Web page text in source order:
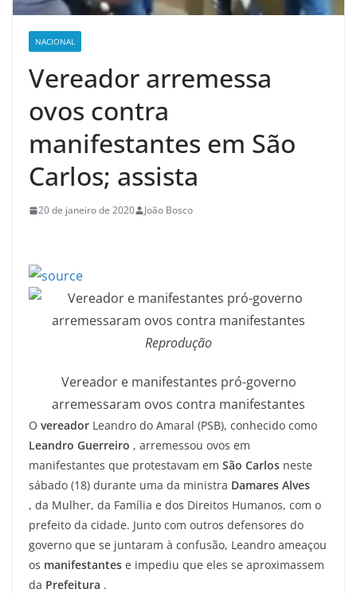
NACIONAL
Vereador arremessa
ovos contra
manifestantes em São
Carlos; assista
20 de janeiro de 2020 João Bosco
Reprodução
Vereador e manifestantes pró-governo
arremessaram ovos contra manifestantes
O vereador Leandro do Amaral (PSB), conhecido como
Leandro Guerreiro , arremessou ovos em
manifestantes que protestavam em São Carlos neste
sábado (18) durante uma da ministra Damares Alves
, da Mulher, da Família e dos Direitos Humanos, com o
prefeito da cidade. Junto com outros defensores do
governo que se juntaram à confusão, Leandro ameaçou
os manifestantes e impediu que eles se aproximassem
da Prefeitura .